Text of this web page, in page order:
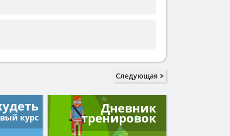
Следующая
курс
Дневник
тренировок